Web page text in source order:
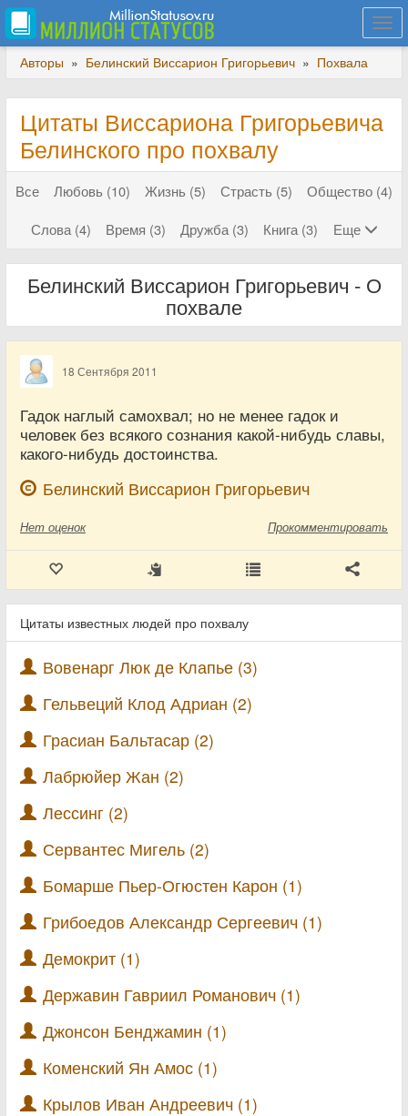
Авторы » Белинский Виссарион Григорьевич » Похвала
Цитаты Виссариона Григорьевича
Белинского про похвалу
Все Любовь (10) Жизнь (5) Страсть (5)
Общество (4)
Слова (4)
Время (3) Дружба (3) Книга (3) Еще
Белинский Виссарион Григорьевич - О
похвале
18 Сентября 2011
Гадок наглый самохвал; но не менее гадок и
человек без всякого сознания какой-нибудь славы,
какого-нибудь достоинства.
Белинский Виссарион Григорьевич
Нет оценок Прокомментировать
Цитаты известных людей про похвалу
Вовенарг Люк де Клапье (3)
Гельвеций Клод Адриан (2)
Грасиан Бальтасар (2)
Лабрюйер Жан (2)
Лессинг (2)
Сервантес Мигель (2)
Бомарше Пьер-Огюстен Карон (1)
Грибоедов Александр Сергеевич (1)
Демокрит (1)
Державин Гавриил Романович (1)
Джонсон Бенджамин (1)
Коменский Ян Амос (1)
Крылов Иван Андреевич (1)